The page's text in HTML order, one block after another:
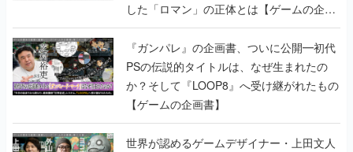
した「ロマン」の正体とは【ゲームの企画
書】
『ガンパレ』の企画書、ついに公開━初代
PSの伝説的タイトルは、なぜ生まれたの
か？そして『LOOP8』へ受け継がれたもの
【ゲームの企画書】
世界が認めるゲームデザイナー・上田文人